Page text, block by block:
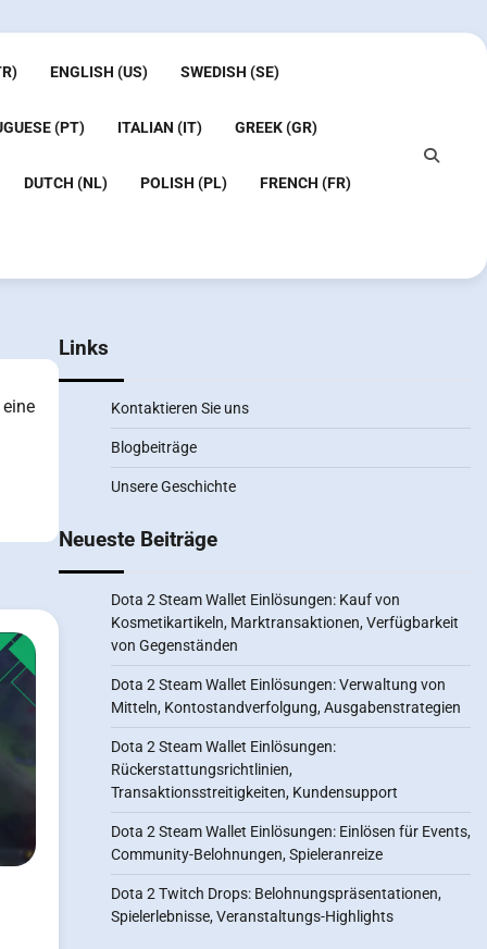
ENGLISH (US) SWEDISH (SE)
(PT) ITALIAN (IT) GREEK (GR)
DUTCH (NL) POLISH (PL) FRENCH (FR)
Links
Kontaktieren Sie uns
Blogbeiträge
Unsere Geschichte
Neueste Beiträge
Dota 2 Steam Wallet Einlösungen: Kauf von
Kosmetikartikeln, Marktransaktionen, Verfügbarkeit
von Gegenständen
Dota 2 Steam Wallet Einlösungen: Verwaltung von
Mitteln, Kontostandverfolgung, Ausgabenstrategien
Dota 2 Steam Wallet Einlösungen:
Rückerstattungsrichtlinien,
Transaktionsstreitigkeiten, Kundensupport
Dota 2 Steam Wallet Einlösungen: Einlösen für Events,
Community-Belohnungen, Spieleranreize
Dota 2 Twitch Drops: Belohnungspräsentationen,
Spielerlebnisse, Veranstaltungs-Highlights